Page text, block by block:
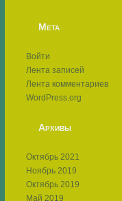
Мета
Войти
Лента записей
Лента комментариев
WordPress.org
Архивы
Октябрь 2021
Ноябрь 2019
Октябрь 2019
Май 2019